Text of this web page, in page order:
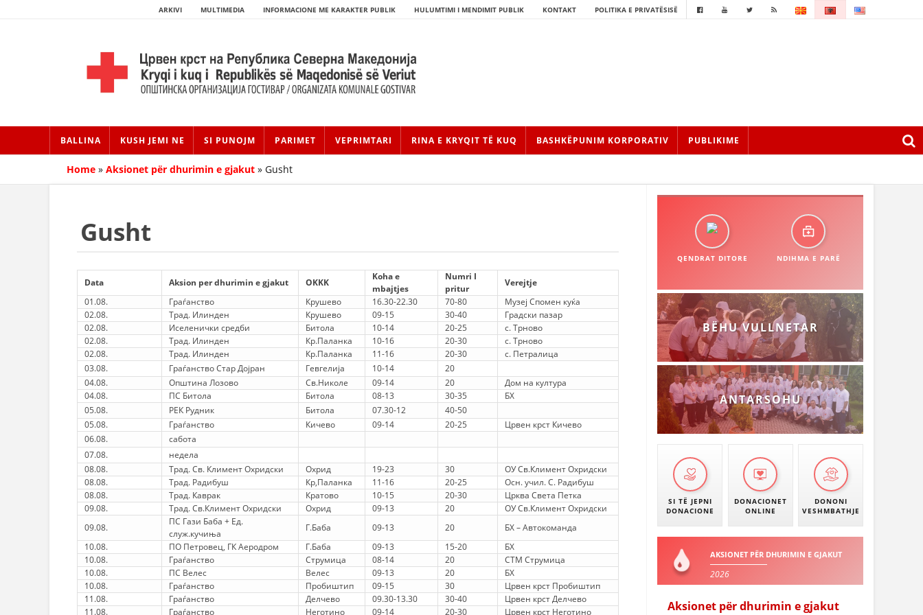
ARKIVI MULTIMEDIA INFORMACIONE ME KARAKTER PUBLIK HULUMTIMI I MENDIMIT PUBLIK KONTAKT POLITIKA E PRIVATËSISË
BALLINA KUSH JEMI NE SI PUNOJM PARIMET VEPRIMTARI RINA E KRYQIT TË KUQ BASHKËPUNIM KORPORATIV PUBLIKIME
HISTORIA E KRYQIT TË KUQ
STRUKTURA E ORGANIZATËS
KONTAKT INFORMACIONE
LIGJI I KRYQIT TË KUQ
STATUTI I KRYQIT TË KUQ
ORGANIZIMI DHE ZHVILLIMI
BORDI DREJTUES
KUVENDI
NIVELI I STRUKTURËS ORGANIZATIVE
DISEMINIMI
Home » Aksionet për dhurimin e gjakut » Gusht
Gusht
Data Aksion per dhurimin e gjakut OKKK
Koha e
mbajtjes
Numri I
pritur
Verejtje
01.08.
Граѓанство Крушево 16.30-22.30 70-80
Музеј Спомен куќа
02.08.
Трад. Илинден Крушево 09-15 30-40
Градски пазар
02.08.
Иселенички средби Битола 10-14 20-25
с. Трново
02.08.
Трад. Илинден Кр.Паланка 10-16 20-30
с. Трново
02.08.
Трад. Илинден Кр.Паланка 11-16 20-30
с. Петралица
03.08.
Граѓанство Стар Дојран Гевгелија 10-14
20
04.08.
Општина Лозово Св.Николе 09-14 20
Дом на култура
04.08.
ПС Битола Битола 08-13 30-35
БХ
05.08.
РЕК Рудник Битола 07.30-12
40-50
05.08.
Граѓанство Кичево 09-14 20-25
Црвен крст Кичево
06.08.
сабота
07.08.
недела
08.08.
Трад. Св. Климент Охридски Охрид 19-23 30
ОУ Св.Климент Охридски
08.08.
Трад. Радибуш Кр,Паланка 11-16 20-25
Осн. учил. С. Радибуш
08.08.
Трад. Каврак Кратово 10-15 20-30
Црква Света Петка
09.08.
Трад. Св.Климент Охридски Охрид 09-13 20
ОУ Св.Климент Охридски
09.08.
ПС Гази Баба + Ед.
служ.кучиња
Г.Баба 09-13 20
БХ – Автокоманда
10.08.
ПО Петровец, ГК Аеродром Г.Баба 09-13 15-20
БХ
10.08.
Граѓанство Струмица 08-14 20
СТМ Струмица
10.08.
ПС Велес Велес 09-13 20
БХ
10.08.
Граѓанство Пробиштип 09-15 30
Црвен крст Пробиштип
11.08.
Граѓанство Делчево 09.30-13.30 30-40
Црвен крст Делчево
11.08.
Граѓанство Неготино 09-14 20-30
Црвен крст Неготино
QENDRAT DITORE NDIHMA E PARË
BËHU VULLNETAR
ANTARSOHU
SI TË JEPNI
DONACIONE
DONACIONET
ONLINE
DONONI
VESHMBATHJE
AKSIONET PËR DHURIMIN E GJAKUT
2026
Aksionet për dhurimin e gjakut